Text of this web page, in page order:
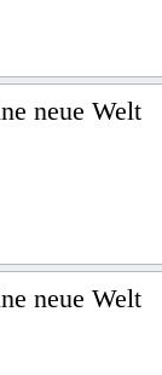
neue Welt
neue Welt